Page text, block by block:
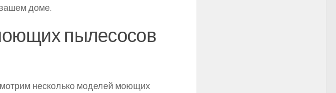
доме.
пылесосов
несколько моделей моющих